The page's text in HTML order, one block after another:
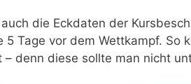
die Eckdaten der
5 Tage vor dem Wettkampf.
– denn diese sollte man nicht